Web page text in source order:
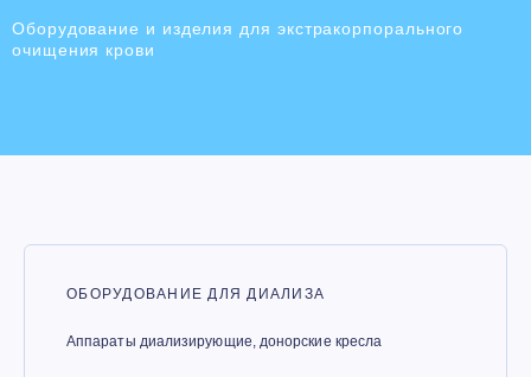
Оборудование и изделия для экстракорпорального
очищения крови
ОБОРУДОВАНИЕ ДЛЯ ДИАЛИЗА
Аппараты диализирующие, донорские кресла